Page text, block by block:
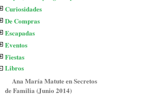
Curiosidades
De Compras
Escapadas
Eventos
Fiestas
Libros
Ana María Matute en Secretos
de Familia (Junio 2014)